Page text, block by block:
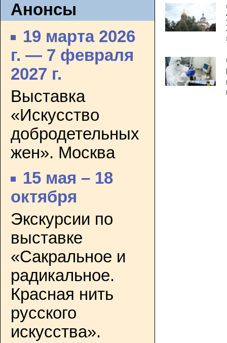
Анонсы
19 марта 2026
г. — 7 февраля
2027 г.
Выставка
«Искусство
добродетельных
жен». Москва
15 мая – 18
октября
Экскурсии по
выставке
«Сакральное и
радикальное.
Красная нить
русского
искусства».